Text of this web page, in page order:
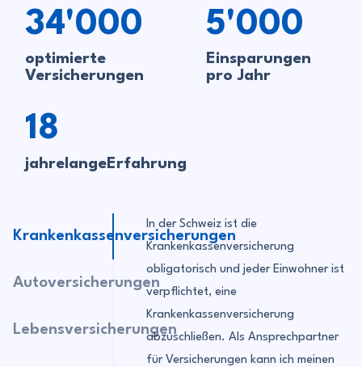
34'000
optimierte
Versicherungen
5'000
Einsparungen
pro Jahr
18
jahrelangeErfahrung
Krankenkassenversicherungen
Autoversicherungen
Lebensversicherungen
In der Schweiz ist die
Krankenkassenversicherung
obligatorisch und jeder Einwohner ist
verpflichtet, eine
Krankenkassenversicherung
abzuschließen. Als Ansprechpartner
für Versicherungen kann ich meinen